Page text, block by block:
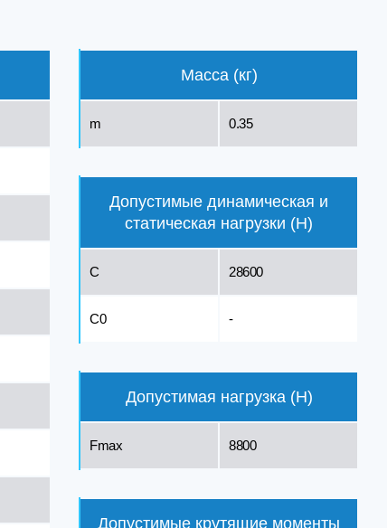
Масса (кг)
m 0.35
Допустимые динамическая и
статическая нагрузки (Н)
C 28600
C0 -
Допустимая нагрузка (Н)
Fmax 8800
Допустимые крутящие моменты